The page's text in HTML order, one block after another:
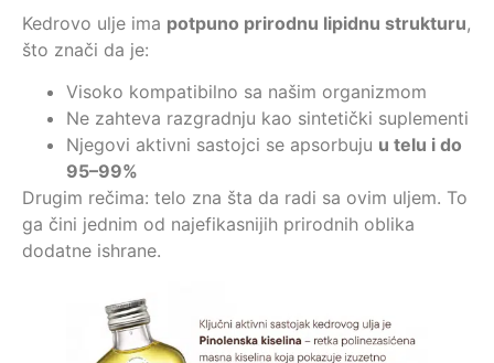
Kedrovo ulje ima potpuno prirodnu lipidnu strukturu,
što znači da je:
Visoko kompatibilno sa našim organizmom
Ne zahteva razgradnju kao sintetički suplementi
Njegovi aktivni sastojci se apsorbuju u telu i do
95–99%
Drugim rečima: telo zna šta da radi sa ovim uljem. To
ga čini jednim od najefikasnijih prirodnih oblika
dodatne ishrane.